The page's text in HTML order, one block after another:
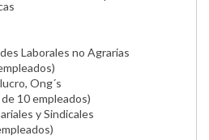
Laborales no Agrarias
Ong´s
10 empleados)
y Sindicales